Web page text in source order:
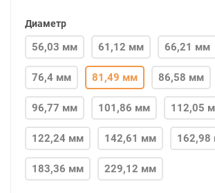
Диаметр
56,03 мм 61,12 мм 66,21 мм
76,4 мм 81,49 мм 86,58 мм
96,77 мм 101,86 мм 112,05
122,24 мм 142,61 мм
183,36 мм 229,12 мм